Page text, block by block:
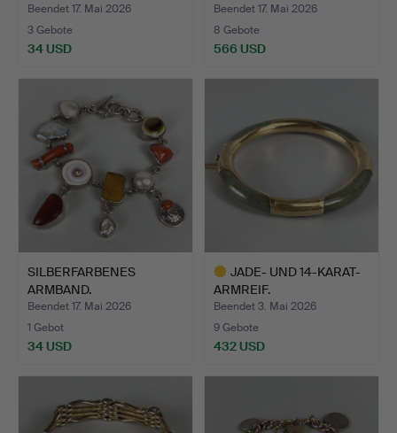
Beendet 17. Mai 2026
3 Gebote
34 USD
Beendet 17. Mai 2026
8 Gebote
566 USD
SILBERFARBENES
ARMBAND.
Beendet 17. Mai 2026
1 Gebot
34 USD
JADE- UND 14-KARAT-
ARMREIF.
Beendet 3. Mai 2026
9 Gebote
432 USD